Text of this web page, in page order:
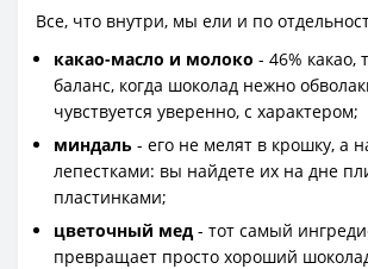
Все, что внутри, мы ели и по
какао-масло и молоко - 46% какао,
баланс, когда шоколад нежно
чувствуется уверенно, с характером;
миндаль - его не мелят в крошку, а
лепестками: вы найдете их на дне
пластинками;
цветочный мед - тот самый
превращает просто хороший